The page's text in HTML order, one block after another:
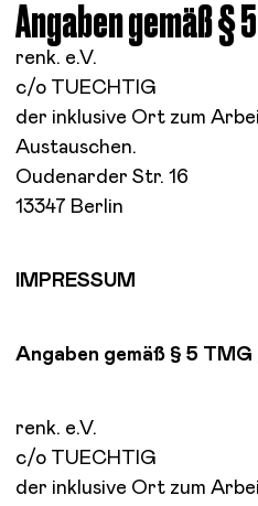
Angaben gemäß §
renk. e.V.
c/o TUECHTIG
der inklusive Ort zum
Austauschen.
Oudenarder Str. 16
13347 Berlin
IMPRESSUM
Angaben gemäß § 5
renk. e.V.
c/o TUECHTIG
der inklusive Ort zum